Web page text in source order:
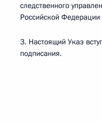
следственного
Российской
3. Настоящий Указ
подписания.